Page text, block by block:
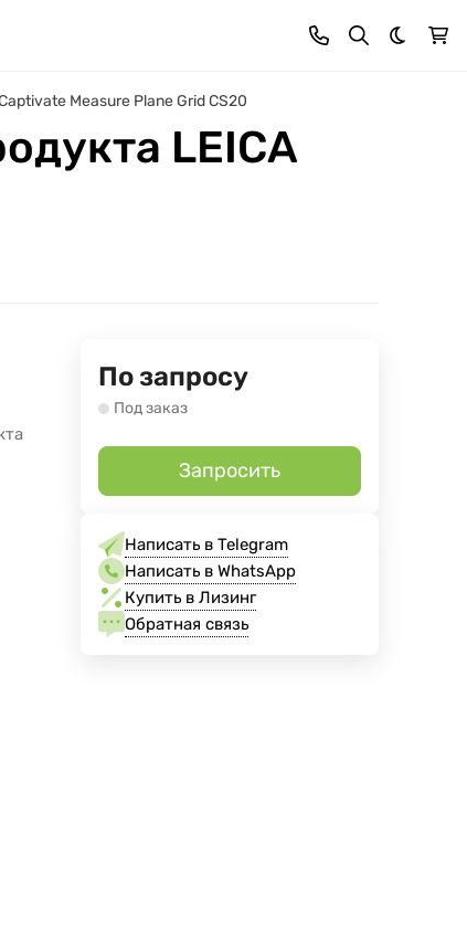
Темная
Measure Plane Grid CS20
LEICA
По запросу
Под заказ
Запросить
Написать в Telegram
Написать в WhatsApp
Купить в Лизинг
Обратная связь